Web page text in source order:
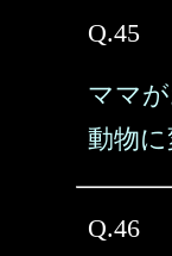
Q.45
ママ
動物に
Q.46